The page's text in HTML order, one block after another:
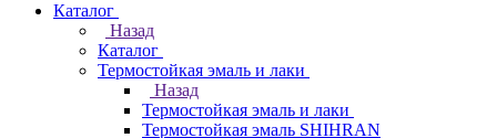
Каталог
Назад
Каталог
Термостойкая эмаль и лаки
Назад
Термостойкая эмаль и лаки
Термостойкая эмаль SHIHRAN